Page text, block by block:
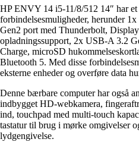
HP ENVY 14 i5-11/8/512 14″ har
forbindelsesmuligheder, herunder
Gen2 port med Thunderbolt,
opladningssupport, 2x USB-A 3.2
Charge, microSD
Bluetooth 5. Med disse
eksterne enheder og overføre data
Denne bærbare computer har også
indbygget HD-webkamera,
ind, touchpad med multi-touch
tastatur til brug i mørke omgivelser
lydgengivelse.